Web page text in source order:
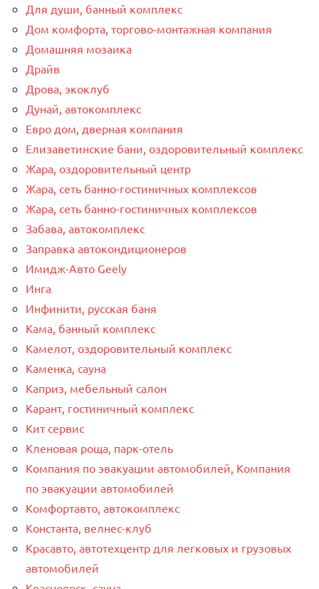
Для души, банный комплекс
Дом комфорта, торгово-монтажная компания
Домашняя мозаика
Драйв
Дрова, экоклуб
Дунай, автокомплекс
Евро дом, дверная компания
Елизаветинские бани, оздоровительный комплекс
Жара, оздоровительный центр
Жара, сеть банно-гостиничных комплексов
Жара, сеть банно-гостиничных комплексов
Забава, автокомплекс
Заправка автокондиционеров
Имидж-Авто Geely
Инга
Инфинити, русская баня
Кама, банный комплекс
Камелот, оздоровительный комплекс
Каменка, сауна
Каприз, мебельный салон
Карант, гостиничный комплекс
Кит сервис
Кленовая роща, парк-отель
Компания по эвакуации автомобилей, Компания
по эвакуации автомобилей
Комфортавто, автокомплекс
Константа, велнес-клуб
Красавто, автотехцентр для легковых и грузовых
автомобилей